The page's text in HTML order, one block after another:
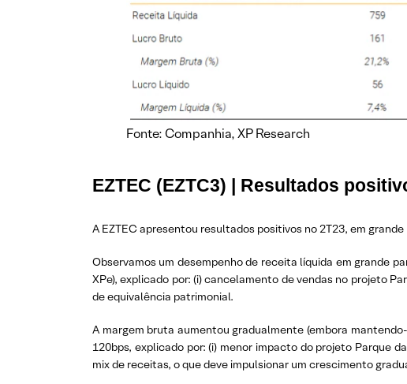
Fonte: Companhia, XP Research
EZTEC (EZTC3) | Resultados
A EZTEC apresentou resultados positivos no 2T23, em
Observamos um desempenho de receita líquida em grande
XPe), explicado por: (i) cancelamento de vendas no projeto
de equivalência patrimonial.
A margem bruta aumentou gradualmente (embora
120bps, explicado por: (i) menor impacto do projeto Parque
mix de receitas, o que deve impulsionar um crescimento